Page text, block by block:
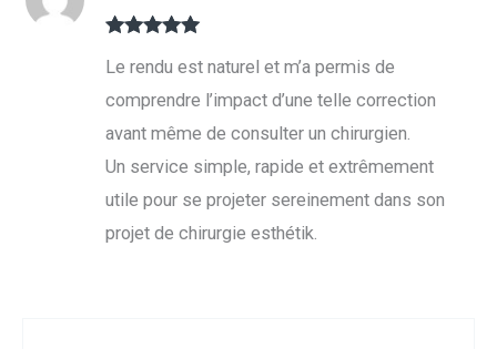
5
Le rendu est naturel et m’a permis de
comprendre l’impact d’une telle correction
avant même de consulter un chirurgien.
Un service simple, rapide et extrêmement
utile pour se projeter sereinement dans son
projet de chirurgie esthétik.